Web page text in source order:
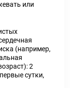
или
(например,
2
сутки,